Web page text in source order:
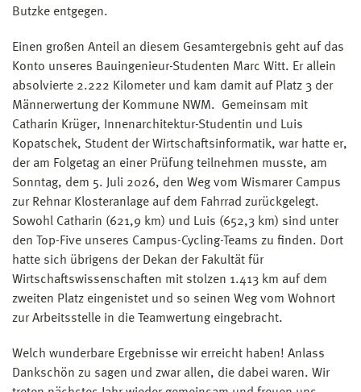
Butzke entgegen.
Einen großen Anteil an diesem Gesamtergebnis geht auf das
Konto unseres Bauingenieur-Studenten Marc Witt. Er allein
absolvierte 2.222 Kilometer und kam damit auf Platz 3 der
Männerwertung der Kommune NWM. Gemeinsam mit
Catharin Krüger, Innenarchitektur-Studentin und Luis
Kopatschek, Student der Wirtschaftsinformatik, war hatte er,
der am Folgetag an einer Prüfung teilnehmen musste, am
Sonntag, dem 5. Juli 2026, den Weg vom Wismarer Campus
zur Rehnar Klosteranlage auf dem Fahrrad zurückgelegt.
Sowohl Catharin (621,9 km) und Luis (652,3 km) sind unter
den Top-Five unseres Campus-Cycling-Teams zu finden. Dort
hatte sich übrigens der Dekan der Fakultät für
Wirtschaftswissenschaften mit stolzen 1.413 km auf dem
zweiten Platz eingenistet und so seinen Weg vom Wohnort
zur Arbeitsstelle in die Teamwertung eingebracht.
Welch wunderbare Ergebnisse wir erreicht haben! Anlass
Dankschön zu sagen und zwar allen, die dabei waren. Wir